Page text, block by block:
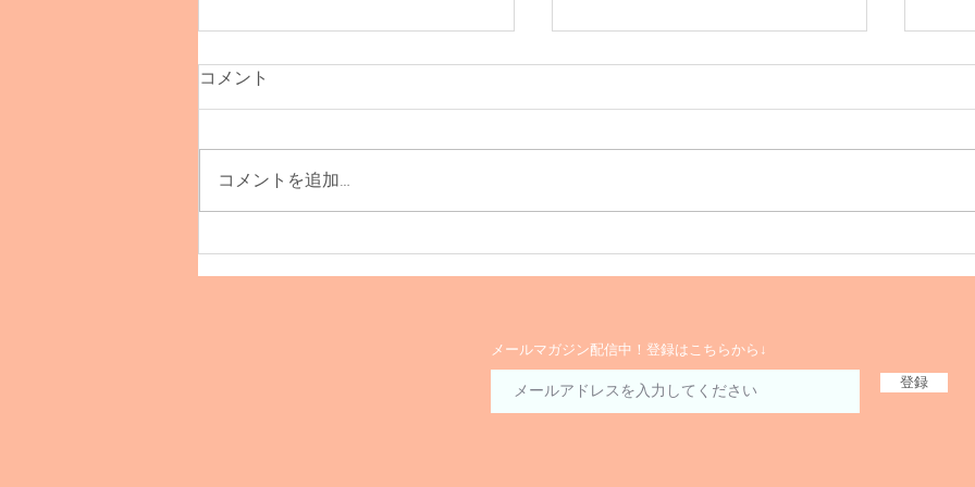
TOINOU受注販売会！
す！
コメント
コメントを追加…
​メールマガジン配信中！登録はこちらから↓
登録